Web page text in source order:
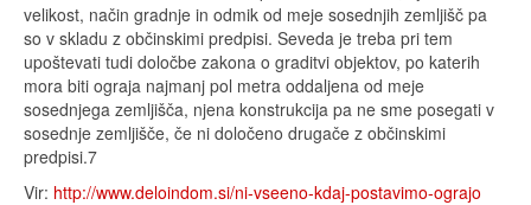
velikost, način gradnje in odmik od meje sosednjih zemljišč pa
so v skladu z občinskimi predpisi. Seveda je treba pri tem
upoštevati tudi določbe zakona o graditvi objektov, po katerih
mora biti ograja najmanj pol metra oddaljena od meje
sosednjega zemljišča, njena konstrukcija pa ne sme posegati v
sosednje zemljišče, če ni določeno drugače z občinskimi
predpisi.7
Vir: http://www.deloindom.si/ni-vseeno-kdaj-postavimo-ograjo